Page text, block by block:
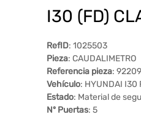
I30 (FD)
RefID: 1025503
Pieza: CAUDALIMETRO
Referencia pieza:
Vehículo: HYUNDAI I30
Estado: Material de
Nº Puertas: 5